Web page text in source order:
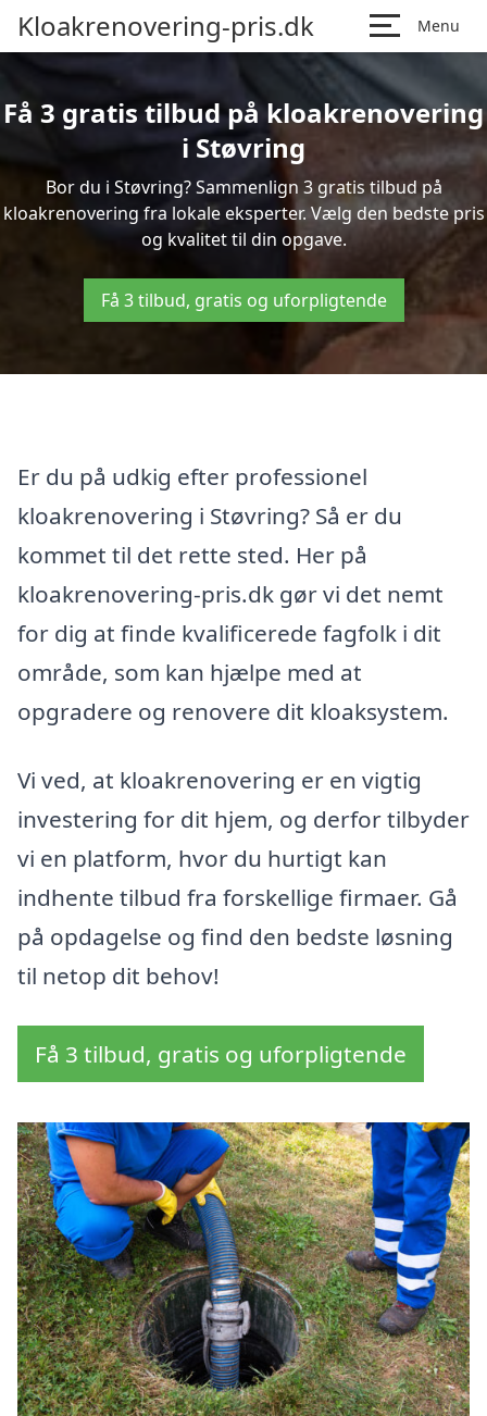
Kloakrenovering-pris.dk Menu
Få 3 gratis tilbud på kloakrenovering
i Støvring
Bor du i Støvring? Sammenlign 3 gratis tilbud på
kloakrenovering fra lokale eksperter. Vælg den bedste pris
og kvalitet til din opgave.
Få 3 tilbud, gratis og uforpligtende
Er du på udkig efter professionel
kloakrenovering i Støvring? Så er du
kommet til det rette sted. Her på
kloakrenovering-pris.dk gør vi det nemt
for dig at finde kvalificerede fagfolk i dit
område, som kan hjælpe med at
opgradere og renovere dit kloaksystem.
Vi ved, at kloakrenovering er en vigtig
investering for dit hjem, og derfor tilbyder
vi en platform, hvor du hurtigt kan
indhente tilbud fra forskellige firmaer. Gå
på opdagelse og find den bedste løsning
til netop dit behov!
Få 3 tilbud, gratis og uforpligtende